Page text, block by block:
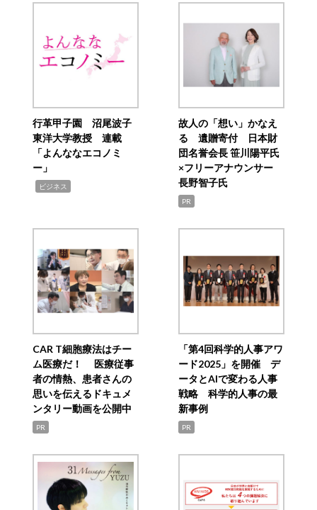
行革甲子園 沼尾波子
東洋大学教授 連載
「よんななエコノミ
ー」
ビジネス
故人の「想い」かなえ
る 遺贈寄付 日本財
団名誉会長 笹川陽平氏
×フリーアナウンサー
長野智子氏
PR
CAR T細胞療法はチー
ム医療だ！ 医療従事
者の情熱、患者さんの
思いを伝えるドキュメ
ンタリー動画を公開中
PR
「第4回科学的人事アワ
ード2025」を開催 デ
ータとAIで変わる人事
戦略 科学的人事の最
新事例
PR